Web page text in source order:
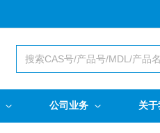
公司业务 关于